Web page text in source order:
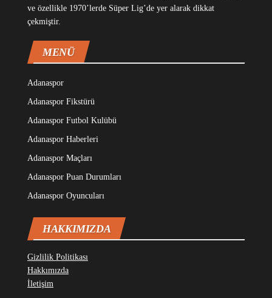
ve özellikle 1970’lerde Süper Lig’de yer alarak dikkat
çekmiştir.
MENÜ
Adanaspor
Adanaspor Fikstürü
Adanaspor Futbol Kulübü
Adanaspor Haberleri
Adanaspor Maçları
Adanaspor Puan Durumları
Adanaspor Oyuncuları
HAKKIMIZDA
Gizlilik Politikası
Hakkımızda
İletişim